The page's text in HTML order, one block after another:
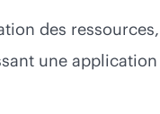
des
une